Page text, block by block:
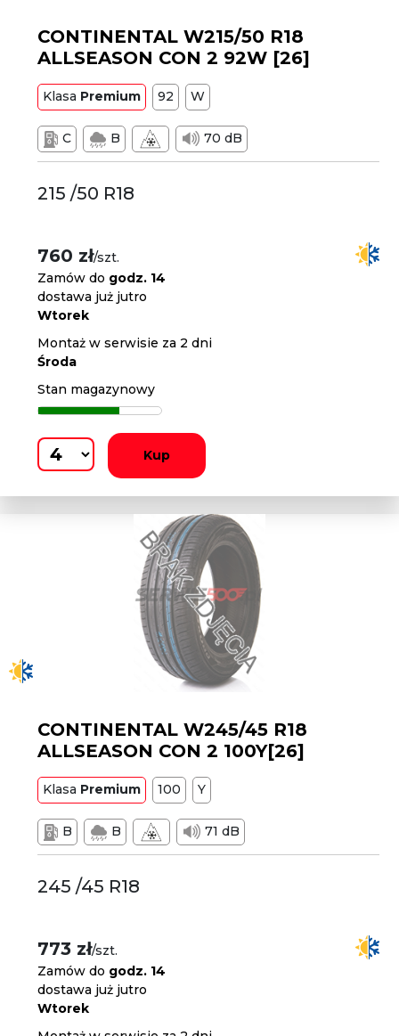
CONTINENTAL W215/50 R18
ALLSEASON CON 2 92W [26]
Klasa Premium 92 W
C B 70 dB
215 /50 R18
760 zł/szt.
Zamów do godz. 14
dostawa już jutro
Wtorek
Montaż w serwisie za 2 dni
Środa
Stan magazynowy
Kup
CONTINENTAL W245/45 R18
ALLSEASON CON 2 100Y[26]
Klasa Premium 100 Y
B B 71 dB
245 /45 R18
773 zł/szt.
Zamów do godz. 14
dostawa już jutro
Wtorek